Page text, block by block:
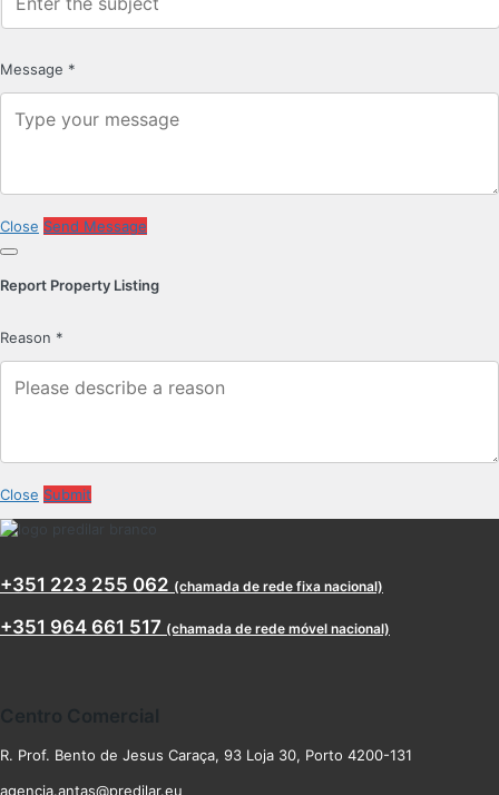
Message *
Close Send Message
Report Property Listing
Reason *
Close Submit
+351 223 255 062 (chamada de rede fixa nacional)
+351 964 661 517 (chamada de rede móvel nacional)
R. Prof. Bento de Jesus Caraça, 93 Loja 30, Porto 4200-131
agencia.antas@predilar.eu